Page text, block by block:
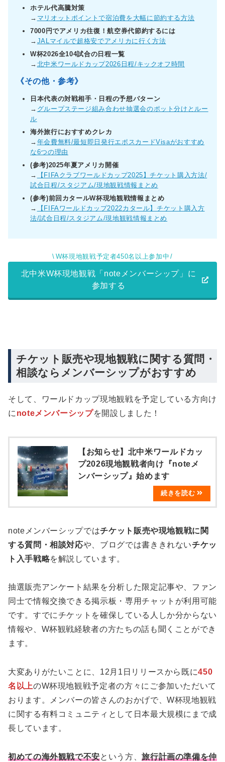
ホテル代高騰対策
→ マリオットポイントで宿泊費を大幅に節約する方法
7000円でアメリカ往復！航空券代節約するには
→ JALマイルで超格安でアメリカに行く方法
W杯2026全104試合の日程一覧
→ 北中米ワールドカップ2026日程/キックオフ時間
《その他・参考》
日本代表の対戦相手・日程の予想パターン
→ グループステージ組み合わせ抽選会のポット分けとルー
ル
海外旅行におすすめクレカ
→ 年会費無料/最短即日発行エポスカードVisaがおすすめ
な6つの理由
(参考)2025年夏アメリカ開催
→
【FIFAクラブワールドカップ2025】チケット購入方法/
試合日程/スタジアム/現地観戦情報まとめ
(参考)前回カタールW杯現地観戦情報まとめ
→
【FIFAワールドカップ2022カタール】チケット購入方
法/試合日程/スタジアム/現地観戦情報まとめ
W杯現地観戦予定者450名以上参加中
北中米W杯現地観戦「noteメンバーシップ」に
参加する
チケット販売や現地観戦に関する質問・
相談ならメンバーシップがおすすめ
そして、ワールドカップ現地観戦を予定している方向け
に noteメンバーシップを開設しました！
【お知らせ】北中米ワールドカッ
プ2026現地観戦者向け『noteメ
ンバーシップ』始めます
noteメンバーシップではチケット販売や現地観戦に関
する質問・相談対応や、ブログでは書ききれないチケッ
ト入手戦略を解説しています。
抽選販売アンケート結果を分析した限定記事や、ファン
同士で情報交換できる掲示板・専用チャットが利用可能
です。すでにチケットを確保している人しか分からない
情報や、W杯観戦経験者の方たちの話も聞くことができ
ます。
大変ありがたいことに、12月1日リリースから既に450
名以上のW杯現地観戦予定者の方々にご参加いただいて
おります。メンバーの皆さんのおかげで、W杯現地観戦
に関する有料コミュニティとして日本最大規模にまで成
長しています。
初めての海外観戦で不安という方、旅行計画の準備を仲